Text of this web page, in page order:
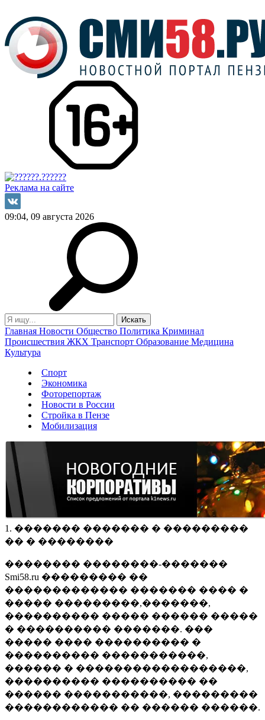
Реклама на сайте
09:04, 09 августа 2026
Главная Новости Общество Политика Криминал
Происшествия ЖКХ Транспорт Образование Медицина
Культура
Спорт
Экономика
Фоторепортаж
Новости в России
Стройка в Пензе
Мобилизация
1. ������� ������� � ���������
�� � ��������
�������� ��������-�������
Smi58.ru ��������� ��
������������� ������� ���� �
����� ���������,�������,
���������� ����� ������ �����
� ���������� �������. ���
����� ���� ���������� �
���������� �����������,
������ � ������������������,
���������� ���������� ��
������ �����������, ���������
������������ �� ������ ������.